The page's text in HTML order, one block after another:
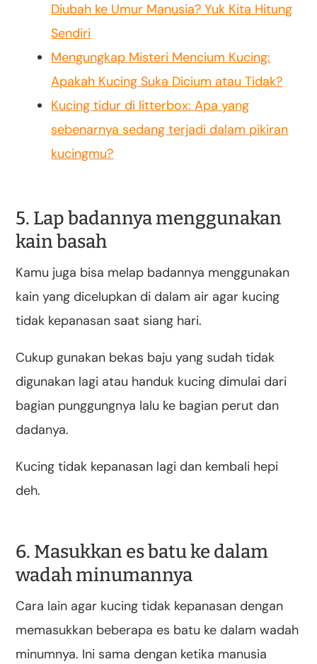
Diubah ke Umur Manusia? Yuk Kita Hitung
Sendiri
Mengungkap Misteri Mencium Kucing:
Apakah Kucing Suka Dicium atau Tidak?
Kucing tidur di litterbox: Apa yang
sebenarnya sedang terjadi dalam pikiran
kucingmu?
5. Lap badannya menggunakan
kain basah
Kamu juga bisa melap badannya menggunakan
kain yang dicelupkan di dalam air agar kucing
tidak kepanasan saat siang hari.
Cukup gunakan bekas baju yang sudah tidak
digunakan lagi atau handuk kucing dimulai dari
bagian punggungnya lalu ke bagian perut dan
dadanya.
Kucing tidak kepanasan lagi dan kembali hepi
deh.
6. Masukkan es batu ke dalam
wadah minumannya
Cara lain agar kucing tidak kepanasan dengan
memasukkan beberapa es batu ke dalam wadah
minumnya. Ini sama dengan ketika manusia